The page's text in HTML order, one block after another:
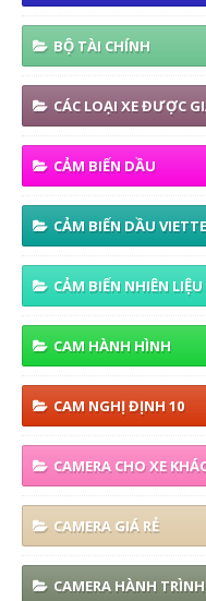
BỘ TÀI CHÍNH
CÁC LOẠI XE ĐƯỢC
CẢM BIẾN DẦU
CẢM BIẾN DẦU
CẢM BIẾN NHIÊN LIỆU
CAM HÀNH HÌNH
CAM NGHỊ ĐỊNH 10
CAMERA CHO XE
CAMERA GIÁ RẺ
CAMERA HÀNH TRÌNH